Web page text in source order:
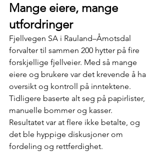
Mange eiere, mange
utfordringer
Fjellvegen SA i Rauland–Åmotsdal
forvalter til sammen 200 hytter på fire
forskjellige fjellveier. Med så mange
eiere og brukere var det krevende å ha
oversikt og kontroll på inntektene.
Tidligere baserte alt seg på papirlister,
manuelle bommer og kasser.
Resultatet var at flere ikke betalte, og
det ble hyppige diskusjoner om
fordeling og rettferdighet.